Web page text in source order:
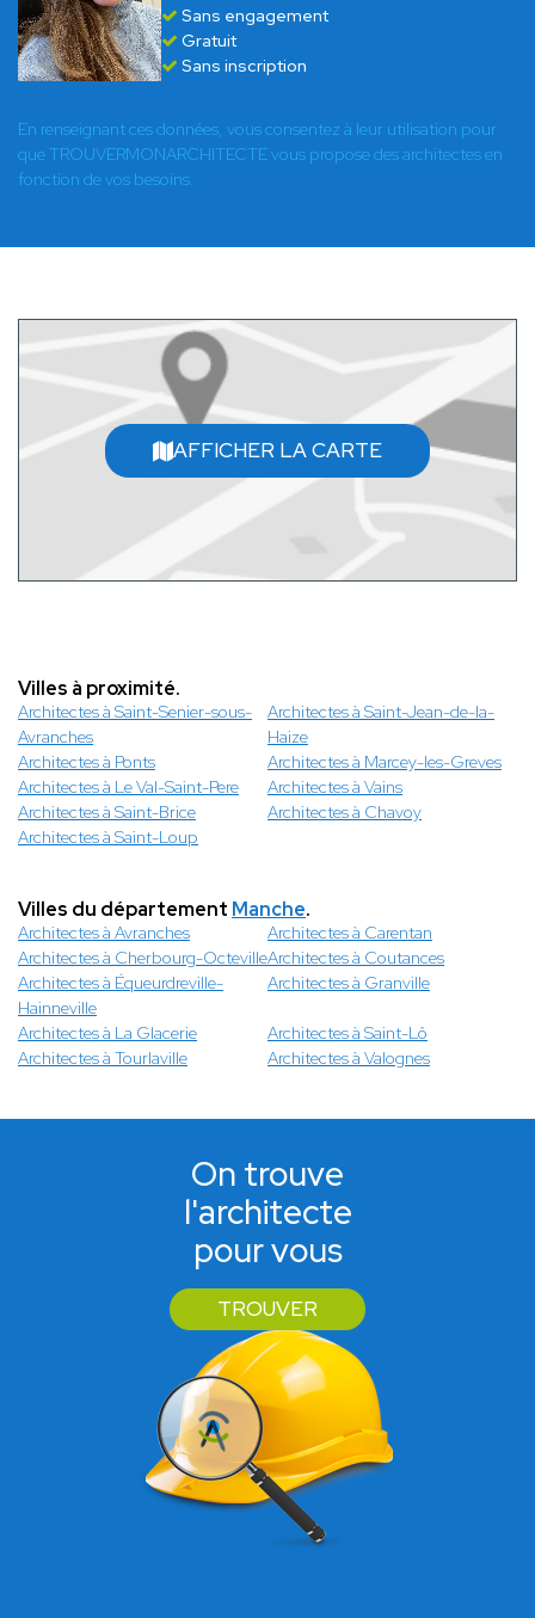
Sans engagement
Gratuit
Sans inscription
En renseignant ces données, vous consentez à leur utilisation pour
que TROUVERMONARCHITECTE vous propose des architectes en
fonction de vos besoins.
AFFICHER LA CARTE
Villes à proximité.
Architectes à Saint-Senier-sous-
Avranches
Architectes à Saint-Jean-de-la-
Haize
Architectes à Ponts
Architectes à Marcey-les-Greves
Architectes à Le Val-Saint-Pere
Architectes à Vains
Architectes à Saint-Brice
Architectes à Chavoy
Architectes à Saint-Loup
Villes du département Manche.
Architectes à Avranches
Architectes à Carentan
Architectes à Cherbourg-OctevilleArchitectes à Coutances
Architectes à Équeurdreville-
Hainneville
Architectes à Granville
Architectes à La Glacerie
Architectes à Saint-Lô
Architectes à Tourlaville
Architectes à Valognes
On trouve
l'architecte
pour vous
TROUVER